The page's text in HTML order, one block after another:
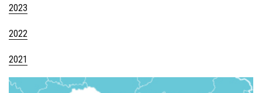
2023
2022
2021